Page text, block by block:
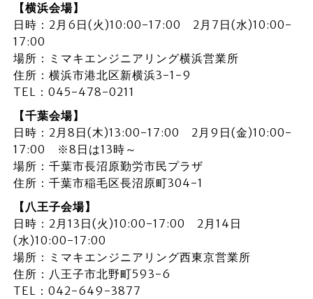
【横浜会場】
日時：2月6日(火)10:00-17:00 2月7日(水)10:00-
17:00
場所：ミマキエンジニアリング横浜営業所
住所：横浜市港北区新横浜3-1-9
TEL：045-478-0211
【千葉会場】
日時：2月8日(木)13:00-17:00 2月9日(金)10:00-
17:00 ※8日は13時～
場所：千葉市長沼原勤労市民プラザ
住所：千葉市稲毛区長沼原町304-1
【八王子会場】
日時：2月13日(火)10:00-17:00 2月14日
(水)10:00-17:00
場所：ミマキエンジニアリング西東京営業所
住所：八王子市北野町593-6
TEL：042-649-3877